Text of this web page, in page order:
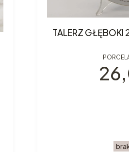
TALERZ